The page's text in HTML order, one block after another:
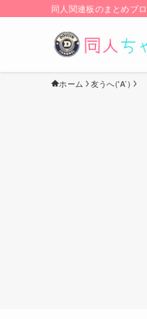
同人関連板のまとめブ
ホーム 友うへ('A`)